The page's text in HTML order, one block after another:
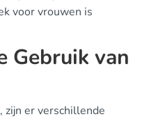
voor vrouwen is
Gebruik van
er verschillende